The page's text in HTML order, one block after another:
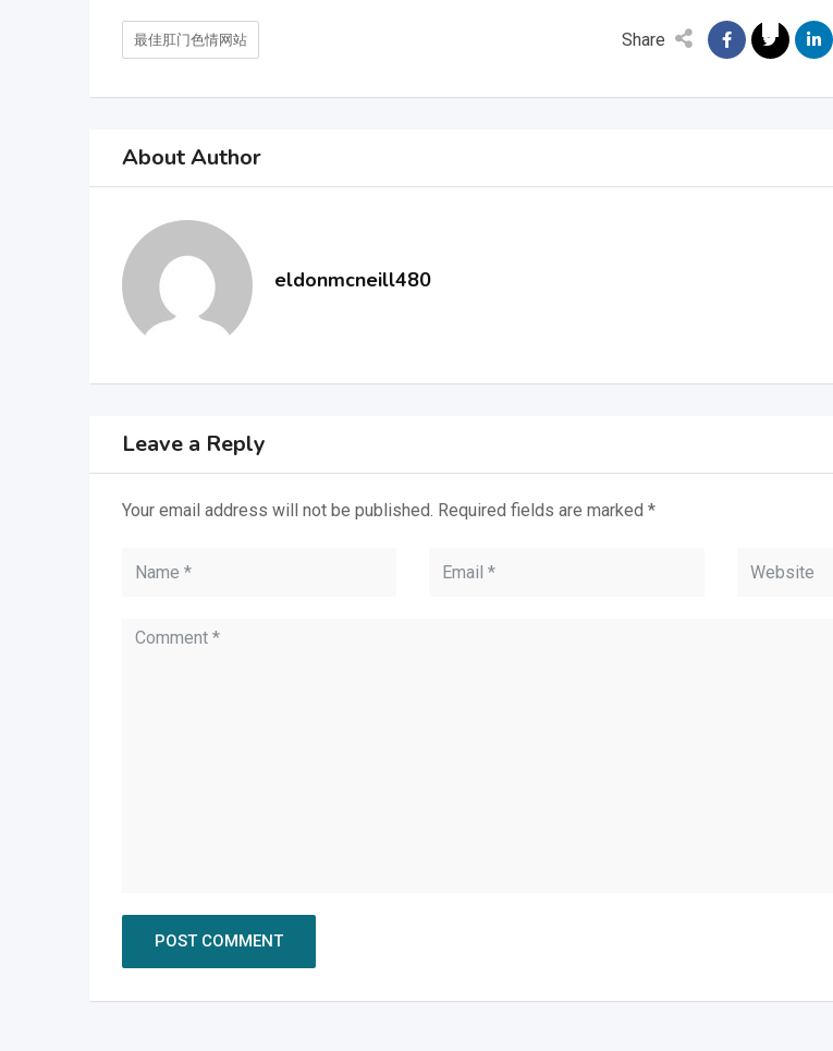
最佳肛门色情网站 Share
About Author
eldonmcneill480
Leave a Reply
Your email address will not be published. Required fields are marked *